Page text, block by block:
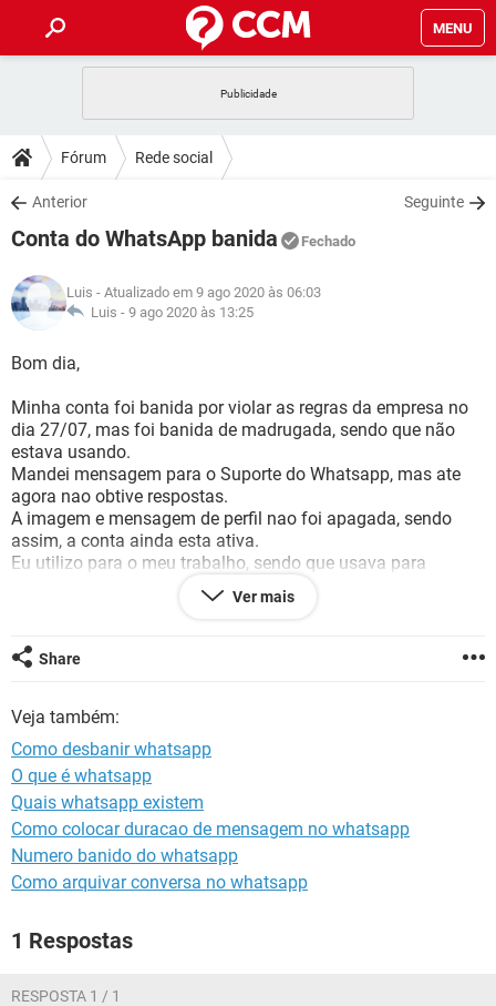
MENU
CELULAR
OUTLOOK
INSTAGRAM GMAIL
GUIA DE COMPRAS
DICAS
JOGOS
INSTAGRAM GMAIL
GUIA DE COMPRAS
DOWNLOADS
JOGOS WHATSAPP
CELULAR
OUTLOOK
INSTAGRAM
JOGOS WHATSAPP
CELULAR
OUTLOOK
INSTAGRAM GMAIL
GUIA DE COMPRAS
GLOSSÁRIO
JOGOS
OUTLOOK EXCEL
INSTAGRAM GMAIL
GUIA DE COMPRAS
Fórum Rede social
Anterior Seguinte
Conta do WhatsApp banida Fechado
Luis - Atualizado em 9 ago 2020 às 06:03
Luis - 9 ago 2020 às 13:25
Bom dia,
Minha conta foi banida por violar as regras da empresa no
dia 27/07, mas foi banida de madrugada, sendo que não
estava usando.
Mandei mensagem para o Suporte do Whatsapp, mas ate
agora nao obtive respostas.
A imagem e mensagem de perfil nao foi apagada, sendo
assim, a conta ainda esta ativa.
Eu utilizo para o meu trabalho, sendo que usava para
mandar mensagem para várias pessoas.
+5515996642177
Configuração:Android / Chrome 74.0.3729.136
Ver mais
Share
Veja também:
Como desbanir whatsapp
O que é whatsapp
Quais whatsapp existem
Como colocar duracao de mensagem no whatsapp
Numero banido do whatsapp
Como arquivar conversa no whatsapp
1 Respostas
RESPOSTA 1 / 1